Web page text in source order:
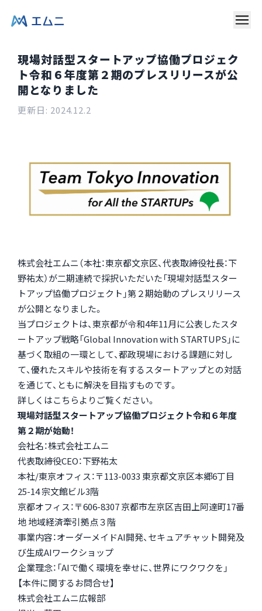
現場対話型スタートアップ協働プロジェク
ト令和６年度第２期のプレスリリースが公
開となりました
更新日: 2024.12.2
株式会社エムニ（本社：東京都文京区、代表取締役社長：下
野祐太）が二期連続で採択いただいた「現場対話型スター
トアップ協働プロジェクト」第２期始動のプレスリリース
が公開となりました。
当プロジェクトは、東京都が令和4年11月に公表したスタ
ートアップ戦略「Global Innovation with STARTUPS」に
基づく取組の一環として、都政現場における課題に対し
て、優れたスキルや技術を有するスタートアップとの対話
を通じて、ともに解決を目指すものです。
詳しくはこちらよりご覧ください。
現場対話型スタートアップ協働プロジェクト令和６年度
第２期が始動！
会社名：株式会社エムニ
代表取締役CEO：下野祐太
本社/東京オフィス：〒113-0033 東京都文京区本郷6丁目
25-14 宗文館ビル3階
京都オフィス：〒606-8307 京都市左京区吉田上阿達町17番
地 地域経済牽引拠点３階
事業内容：オーダーメイドAI開発、セキュアチャット開発及
び生成AIワークショップ
企業理念：「AIで働く環境を幸せに、世界にワクワクを」
【本件に関するお問合せ】
株式会社エムニ広報部